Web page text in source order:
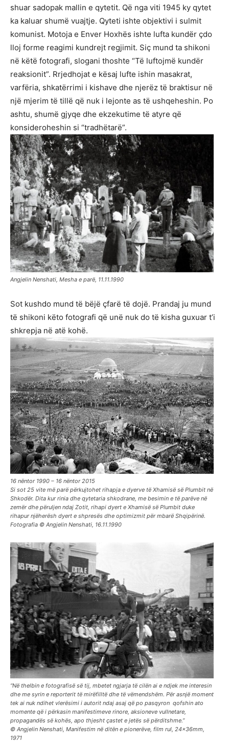
shuar sadopak mallin e qytetit. Që nga viti 1945 ky qytet
ka kaluar shumë vuajtje. Qyteti ishte objektivi i sulmit
komunist. Motoja e Enver Hoxhës ishte lufta kundër çdo
lloj forme reagimi kundrejt regjimit. Siç mund ta shikoni
në këtë fotografi, slogani thoshte “Të luftojmë kundër
reaksionit”. Rrjedhojat e kësaj lufte ishin masakrat,
varfëria, shkatërrimi i kishave dhe njerëz të braktisur në
një mjerim të tillë që nuk i lejonte as të ushqeheshin. Po
ashtu, shumë gjyqe dhe ekzekutime të atyre që
konsideroheshin si “tradhëtarë”.
Angjelin Nenshati, Mesha e parë, 11.11.1990
Sot kushdo mund të bëjë çfarë të dojë. Prandaj ju mund
të shikoni këto fotografi që unë nuk do të kisha guxuar t’i
shkrepja në atë kohë.
16 nëntor 1990 – 16 nëntor 2015
Si sot 25 vite më parë përkujtohet rihapja e dyerve të Xhamisë së Plumbit në
Shkodër. Dita kur rinia dhe qytetaria shkodrane, me besimin e të parëve në
zemër dhe përuljen ndaj Zotit, rihapi dyert e Xhamisë së Plumbit duke
rihapur njëherësh dyert e shpresës dhe optimizmit për mbarë Shqipërinë.
Fotografia © Angjelin Nenshati, 16.11.1990
“Në thelbin e fotografisë së tij, mbetet ngjarja të cilën ai e ndjek me interesin
dhe me syrin e reporterit të mirëfilltë dhe të vëmendshëm. Për asnjë moment
tek ai nuk ndihet vlerësimi i autorit ndaj asaj që po pasqyron  qofshin ato
momente që i përkasin manifestimeve rinore, aksioneve vullnetare,
propagandës së kohës, apo thjesht çastet e jetës së përditshme.”
© Angjelin Nenshati, Manifestim në ditën e pionerëve, film rul, 24x36mm,
1971